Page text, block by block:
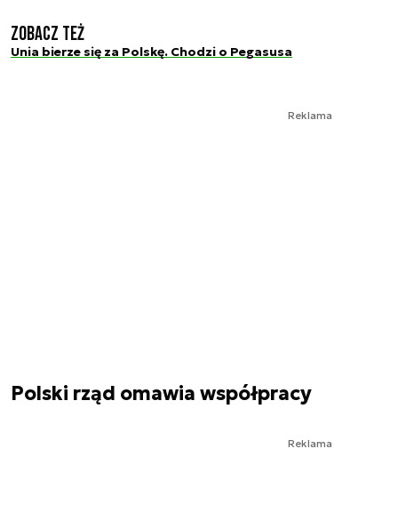
Zobacz też
Unia bierze się za Polskę. Chodzi o Pegasusa
Reklama
Polski rząd omawia współpracy
Reklama